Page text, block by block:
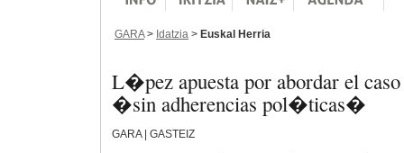
GARA> Idatzia > Euskal Herria
L�pez apuesta por abordar el
�sin adherencias pol�ticas�
GARA | GASTEIZ